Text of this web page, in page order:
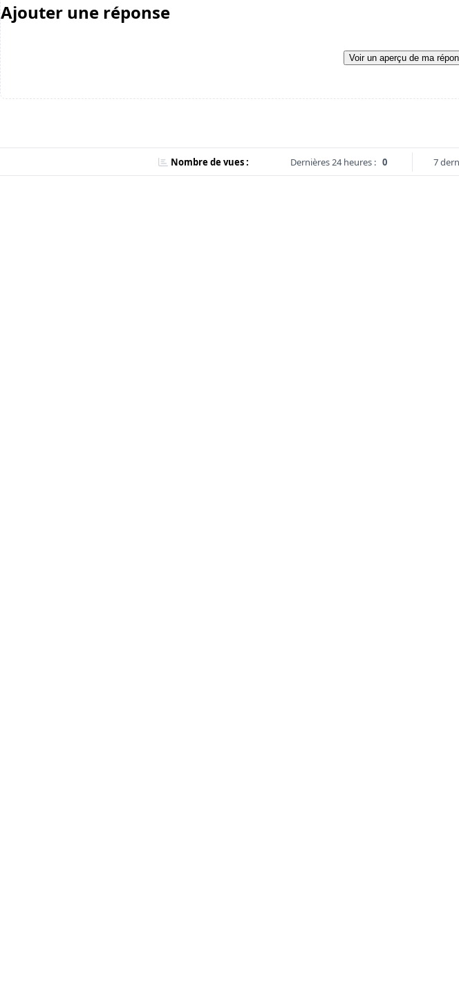
Ajouter une réponse
Voir un aperçu de ma
Nombre de vues : Dernières 24 heures : 0 7